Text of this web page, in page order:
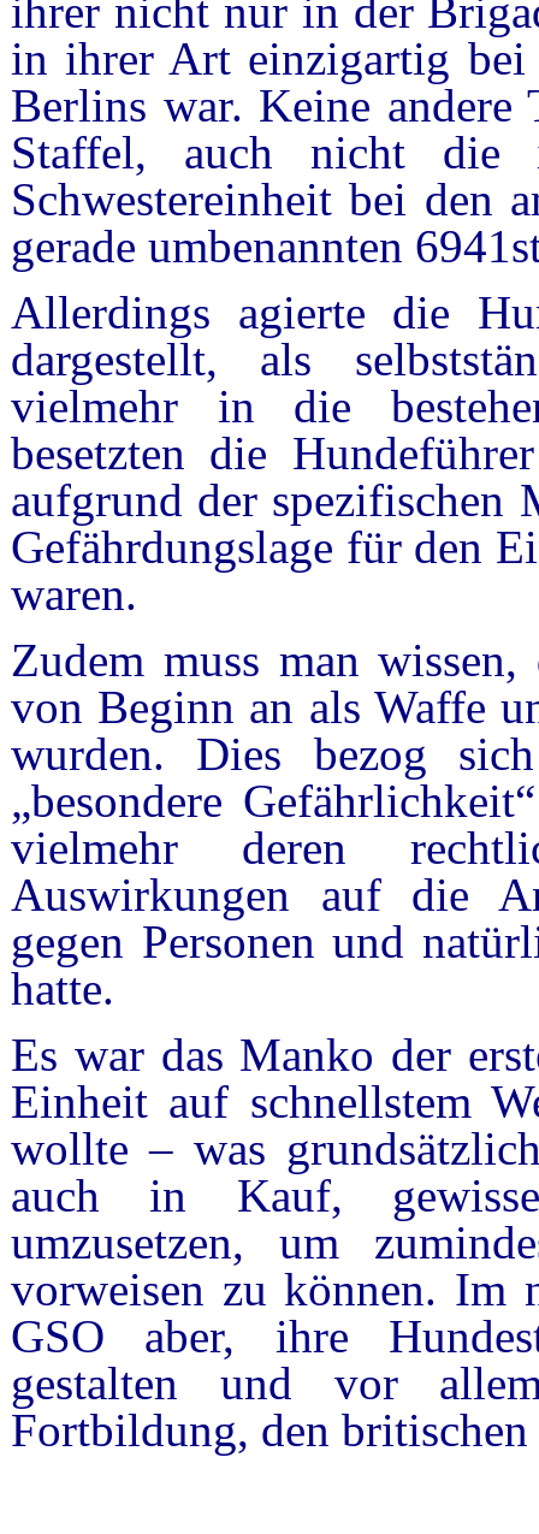
ihrer nicht nur in der
in ihrer Art einzigartig bei
Berlins war. Keine andere
Staffel, auch nicht die
Schwestereinheit bei den
gerade umbenannten
Allerdings agierte die
dargestellt, als
vielmehr in die
besetzten die
aufgrund der
Gefährdungslage für den
waren.
Zudem muss man
von Beginn an als Waffe
wurden. Dies bezog
„besondere
vielmehr deren
Auswirkungen auf die
gegen Personen und
hatte.
Es war das Manko der
Einheit auf schnellstem
wollte – was
auch in Kauf,
umzusetzen, um
vorweisen zu können. Im
GSO aber, ihre
gestalten und vor
Fortbildung, den